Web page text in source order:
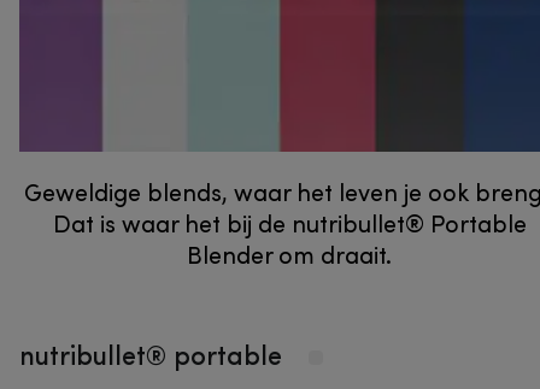
Geweldige blends, waar het leven je ook
Dat is waar het bij de nutribullet® Portable
Blender om draait.
nutribullet® portable